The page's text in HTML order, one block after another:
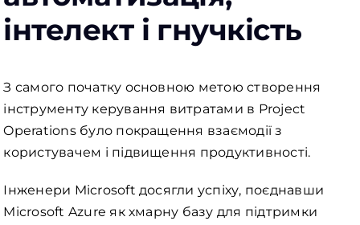
інтелект і гнучкість
З самого початку основною метою створення
інструменту керування витратами в Project
Operations було покращення взаємодії з
користувачем і підвищення продуктивності.
Інженери Microsoft досягли успіху, поєднавши
Microsoft Azure як хмарну базу для підтримки